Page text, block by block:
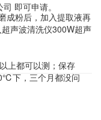
粉后，加入提取液再
声波清洗仪300W超声
上都可以测；保存
下，三个月都没问
即可申请。